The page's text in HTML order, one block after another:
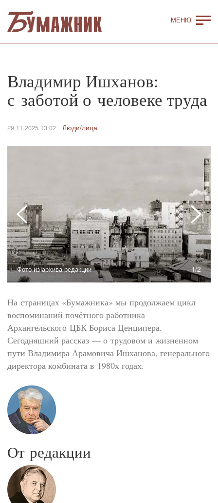
Владимир Ишханов:
с заботой о человеке труда
29.11.2025 13:02 Люди/лица
Фото из архива редакции 1/2
На страницах «Бумажника» мы продолжаем цикл
воспоминаний почётного работника
Архангельского ЦБК Бориса Ценципера.
Сегодняшний рассказ — о трудовом и жизненном
пути Владимира Арамовича Ишханова, генерального
директора комбината в 1980­х годах.
От редакции